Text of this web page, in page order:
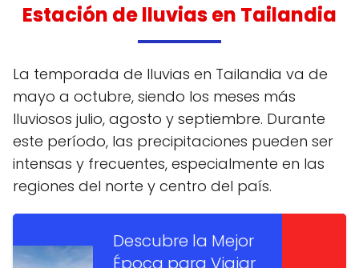
Estación de lluvias en Tailandia
La temporada de lluvias en Tailandia va de
mayo a octubre, siendo los meses más
lluviosos julio, agosto y septiembre. Durante
este período, las precipitaciones pueden ser
intensas y frecuentes, especialmente en las
regiones del norte y centro del país.
Descubre la Mejor
Época para Viajar